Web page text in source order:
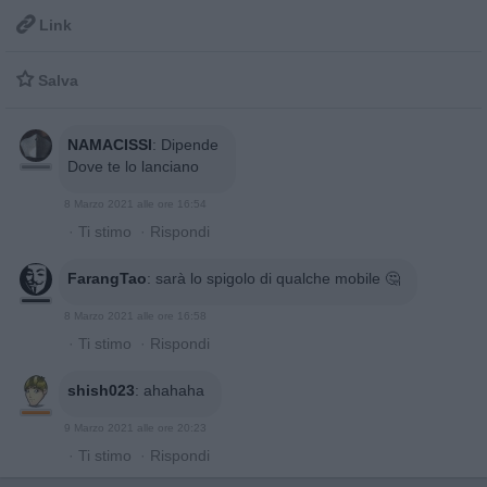
 Link
 Salva
NAMACISSI: Dipende
Dove te lo lanciano
8 Marzo 2021 alle ore 16:54
· Ti stimo · Rispondi
FarangTao: sarà lo spigolo di qualche mobile 🤔
8 Marzo 2021 alle ore 16:58
· Ti stimo · Rispondi
shish023: ahahaha
9 Marzo 2021 alle ore 20:23
· Ti stimo · Rispondi